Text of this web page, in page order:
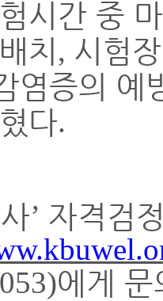
시간 중
치 , 시험
염증의 예
다.
’ 자격검
에게